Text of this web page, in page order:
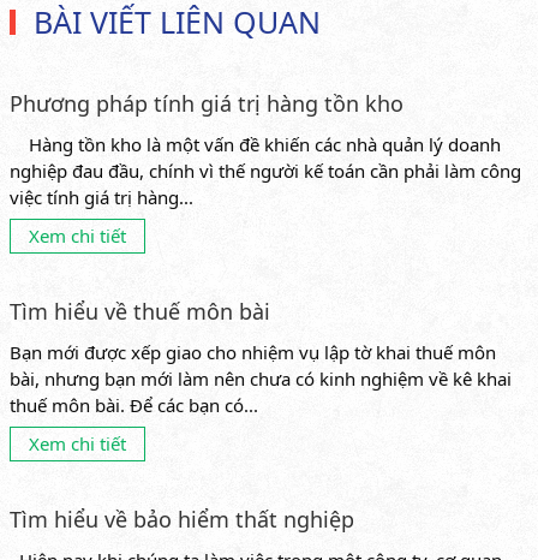
BÀI VIẾT LIÊN QUAN
Phương pháp tính giá trị hàng tồn kho
Hàng tồn kho là một vấn đề khiến các nhà quản lý doanh
nghiệp đau đầu, chính vì thế người kế toán cần phải làm công
việc tính giá trị hàng...
Xem chi tiết
Tìm hiểu về thuế môn bài
Bạn mới được xếp giao cho nhiệm vụ lập tờ khai thuế môn
bài, nhưng bạn mới làm nên chưa có kinh nghiệm về kê khai
thuế môn bài. Để các bạn có...
Xem chi tiết
Tìm hiểu về bảo hiểm thất nghiệp